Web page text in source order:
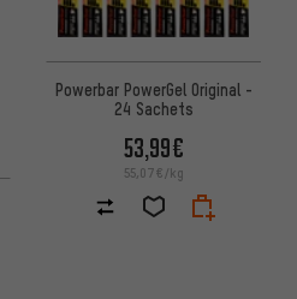
Powerbar PowerGel Original -
24 Sachets
53,99€
55,07€/kg